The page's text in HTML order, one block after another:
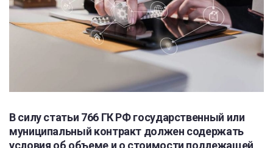
В силу статьи 766 ГК РФ государственный или
муниципальный контракт должен содержать
условия об объеме и о стоимости подлежащей